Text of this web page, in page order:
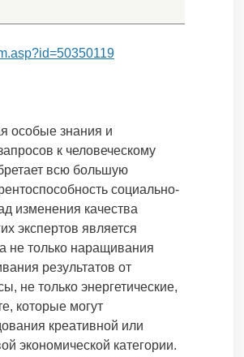
особые знания и
к человеческому
всю большую
социально-
изменения качества
экспертов является
не только наращивания
результатов от
не только энергетические,
которые могут
креативной или
экономической категории.